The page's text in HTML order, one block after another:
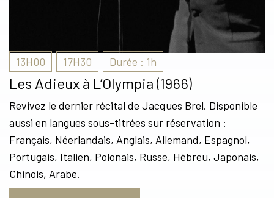
13H00 17H30 Durée : 1h
Les Adieux à L’Olympia (1966)
Revivez le dernier récital de Jacques Brel. Disponible
aussi en langues sous-titrées sur réservation :
Français, Néerlandais, Anglais, Allemand, Espagnol,
Portugais, Italien, Polonais, Russe, Hébreu, Japonais,
Chinois, Arabe.